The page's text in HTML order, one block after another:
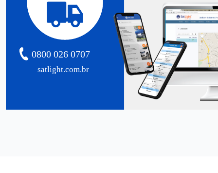
satlight.com.br
0800 026 0707